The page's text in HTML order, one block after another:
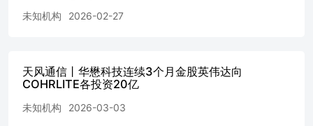
未知机构 2026-02-27
天风通信丨华懋科技连续3个月金股英伟达向
COHRLITE各投资20亿
未知机构 2026-03-03